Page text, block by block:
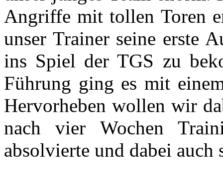
Angriffe mit tollen Toren
unser Trainer seine erste
ins Spiel der TGS zu
Führung ging es mit
Hervorheben wollen wir
nach vier Wochen
absolvierte und dabei auch